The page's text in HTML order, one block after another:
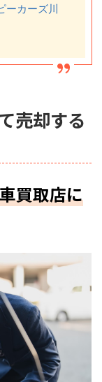
ーカーズ川
売却する
買取店に